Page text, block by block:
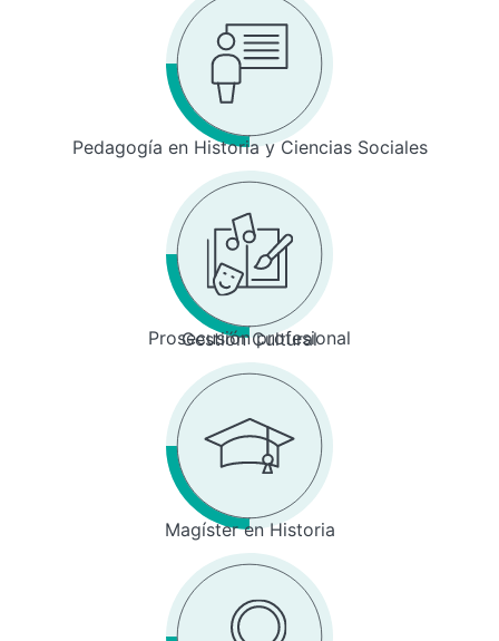
Pedagogía en Historia y Ciencias Sociales
Prosecusión profesional
Gestión Cultural
Magíster en Historia